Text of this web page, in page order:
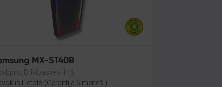
MX-ST40B
Brīvības iela 146
Lietots (Garantija 6 mēneši)